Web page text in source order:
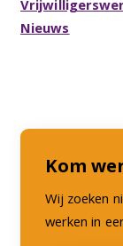
Nieuws
Kom
Wij zoeken
werken in